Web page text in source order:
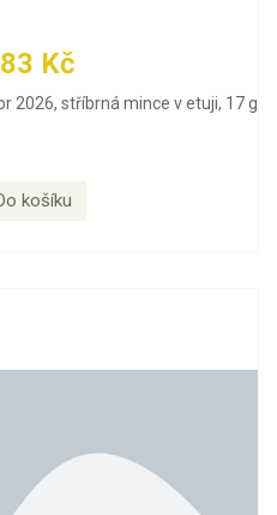
Kč
2026, stříbrná mince v etuji, 17 g
košíku